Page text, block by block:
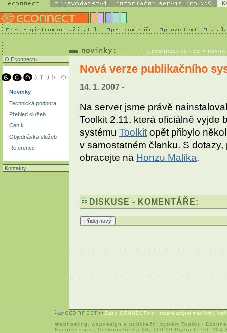
[ econnect.ecn.cz >
O Econnectu
Novinky
Technická podpora
Přehled služeb
Ceník
Objednávka služeb
Reference
Kontakty
Nová verze publikačního
14. 1. 2007 -
Na server jsme právě
Toolkit 2.11, která oficiálně vyjde
systému Toolkit opět přibylo
v samostatném članku. S
obracejte na Honzu Malíka.
DISKUSE - KOMENTÁŘE:
Easy CONNECTion - snadné spojení mezi lidmi,
Webhosting webdesign a publikační systém Toolkit -
Econnect,o.s.; Českomalínská 23; 160 00 Praha 6; tel: 224